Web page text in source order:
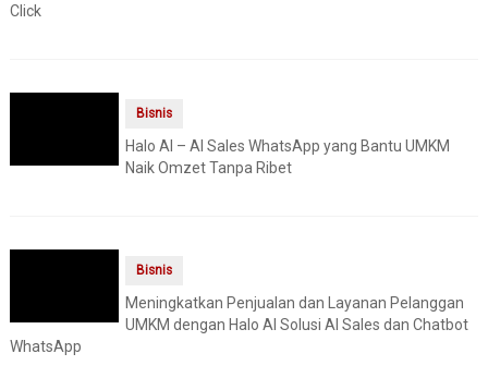
Click
Bisnis
Halo AI – AI Sales WhatsApp yang Bantu UMKM
Naik Omzet Tanpa Ribet
Bisnis
Meningkatkan Penjualan dan Layanan Pelanggan
UMKM dengan Halo AI Solusi AI Sales dan Chatbot
WhatsApp